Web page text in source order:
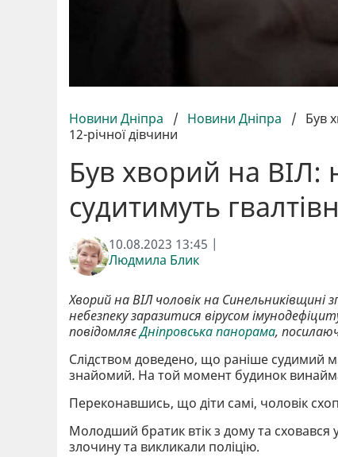
Новини Дніпра / Новини Дніпра / Був
12-річної дівчини
Був хворий на
судитимуть
10.08.2023 13:45 |
Людмила Блик
Хворий на ВІЛ чоловік на Синельниківщині
небезпеку заразитися вірусом
повідомляєДніпровська панорама,
Слідством доведено, що раніше судимий
знайомий. На той момент будинок
Переконавшись, що діти самі, чоловік
Молодший братик втік з дому та сховався
злочину та викликали поліцію.